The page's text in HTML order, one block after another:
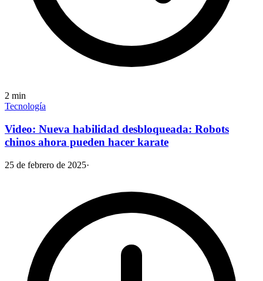
2 min
Tecnología
Video: Nueva habilidad desbloqueada: Robots
chinos ahora pueden hacer karate
25 de febrero de 2025·